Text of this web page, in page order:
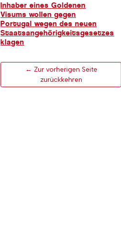
Inhaber eines Goldenen
Visums wollen gegen
Portugal wegen des neuen
Staatsangehörigkeitsgesetzes
klagen
← Zur vorherigen Seite
zurückkehren